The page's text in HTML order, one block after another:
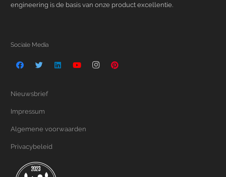
engineering is de basis van onze product excellentie.
Sociale Media
Nieuwsbrief
Impressum
Algemene voorwaarden
Privacybeleid